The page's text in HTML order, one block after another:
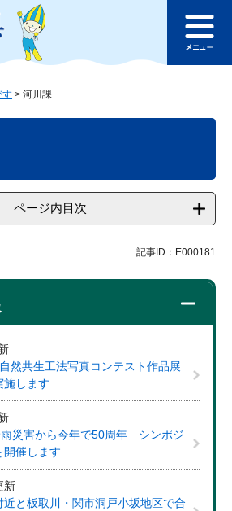
このページの本文へ
ュ
す > 河川課
ページ内目次
記事ID：E000181
然共生工法写真コンテスト作品展
施します
災害から今年で50周年 シンポジ
開催します
新
と板取川・関市洞戸小坂地区で合